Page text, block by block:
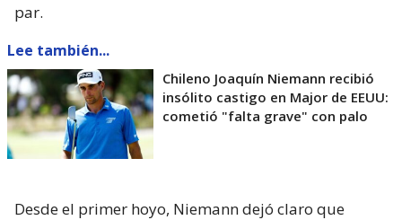
par.
Lee también...
Chileno Joaquín Niemann recibió
insólito castigo en Major de EEUU:
cometió "falta grave" con palo
Desde el primer hoyo, Niemann dejó claro que